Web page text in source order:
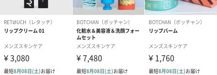
たい方にもおすすめです。大切な方への贈り物にいかがでしょう
か？
商品詳細情報